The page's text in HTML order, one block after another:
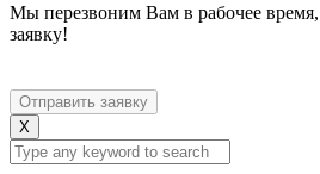
Мы перезвоним Вам в рабочее время,
заявку!
X